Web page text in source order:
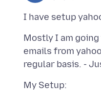
Mostly I am
emails from
My Setup: